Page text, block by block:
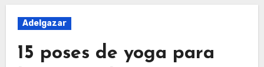
Adelgazar
15 poses de yoga para